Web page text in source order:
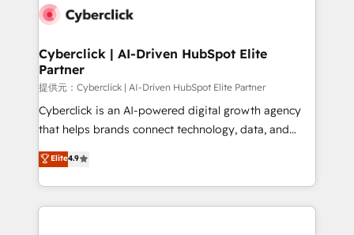
Cyberclick | AI-Driven HubSpot Elite
Partner
提供元：Cyberclick | AI-Driven HubSpot Elite Partner
Cyberclick is an AI-powered digital growth agency
that helps brands connect technology, data, and
creativity to achieve measurable results. Founded in
Barcelona and operating across Spain, LATAM, and
the UK, we support global companies in building
smarter marketing, sales, and customer success
Elite4.9